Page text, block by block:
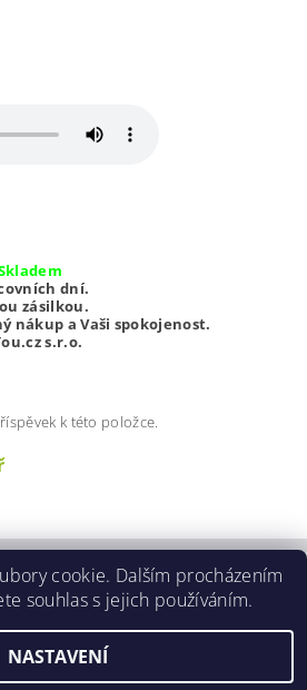
dní.
zásilkou.
nákup a Vaši spokojenost.
s.r.o.
k této položce.
| Kontakty | Obchodní podmínky
| Aktuální nabídka slev
, všechna práva vyhrazena
cookie. Dalším procházením
souhlas s jejich používáním.
NASTAVENÍ